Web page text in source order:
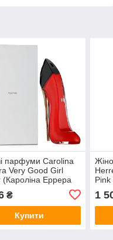
парфуми Carolina
Very Good Girl
(Кароліна Еррера
вода 80 ml/
₴
Купити
Pink
ml/
1